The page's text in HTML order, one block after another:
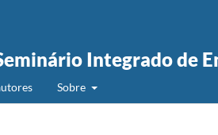
Integrado de
Sobre